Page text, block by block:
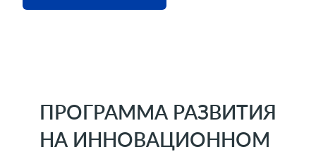
ПРОГРАММА РАЗВИТИЯ
НА ИННОВАЦИОННОМ